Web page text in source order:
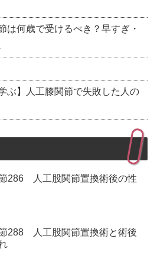
何歳で受けるべき？早すぎ・
】人工膝関節で失敗した人の
286 人工股関節置換術後の性
288 人工股関節置換術と術後